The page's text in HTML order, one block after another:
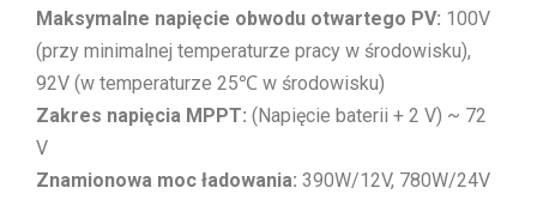
Maksymalne napięcie obwodu otwartego PV: 100V
(przy minimalnej temperaturze pracy w środowisku),
92V (w temperaturze 25℃ w środowisku)
Zakres napięcia MPPT: (Napięcie baterii + 2 V) ~ 72
V
Znamionowa moc ładowania: 390W/12V, 780W/24V